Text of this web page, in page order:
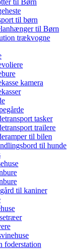
til Børn
til børn
til Børn
trækvogne
kamera
tasker
trailere
til bilen
til hunde
til kaniner
foderstation